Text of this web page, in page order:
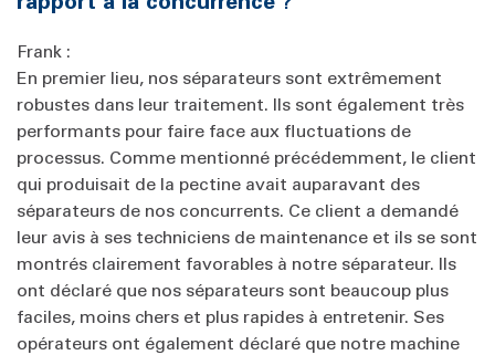
Frank :
En premier lieu, nos séparateurs sont extrêmement
robustes dans leur traitement. Ils sont également très
performants pour faire face aux fluctuations de
processus. Comme mentionné précédemment, le client
qui produisait de la pectine avait auparavant des
séparateurs de nos concurrents. Ce client a demandé
leur avis à ses techniciens de maintenance et ils se sont
montrés clairement favorables à notre séparateur. Ils
ont déclaré que nos séparateurs sont beaucoup plus
faciles, moins chers et plus rapides à entretenir. Ses
opérateurs ont également déclaré que notre machine